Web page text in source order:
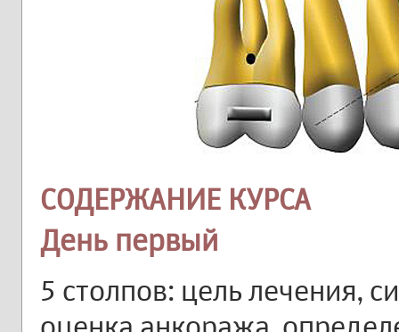
СОДЕРЖАНИЕ КУРСА
День первый
5 столпов: цель лечения,